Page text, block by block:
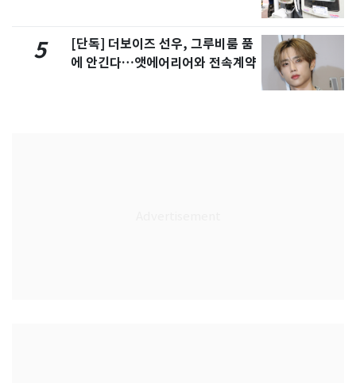
5
[단독] 더보이즈 선우, 그루비룸 품
에 안긴다…앳에어리어와 전속계약